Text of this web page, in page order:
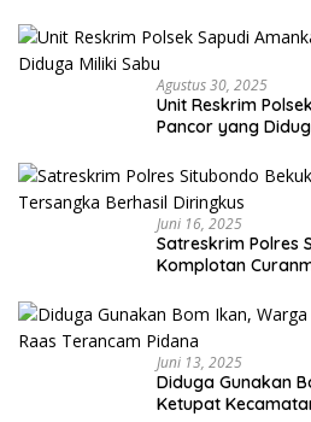
Agustus 30, 2025
Unit Reskrim
Pancor yang
Juni 16, 2025
Satreskrim Polres
Komplotan
Juni 13, 2025
Diduga Gunakan
Ketupat